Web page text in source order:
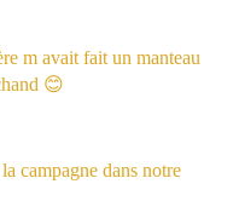
m avait fait un manteau
😊
campagne dans notre